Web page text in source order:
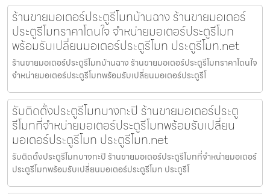
ร้านขายมอเตอร์ประตูรีโมทบ้านฉาง ร้านขายมอเตอร์
ประตูรีโมทราคาโดนใจ จำหน่ายมอเตอร์ประตูรีโมท
พร้อมรับเปลี่ยนมอเตอร์ประตูรีโมท ประตูรีโมท.net
ร้านขายมอเตอร์ประตูรีโมทบ้านฉาง ร้านขายมอเตอร์ประตูรีโมทราคาโดนใจ
จำหน่ายมอเตอร์ประตูรีโมทพร้อมรับเปลี่ยนมอเตอร์ประตูรีโ
รับติดตั้งประตูรีโมทบางกะปิ ร้านขายมอเตอร์ประตู
รีโมทที่จำหน่ายมอเตอร์ประตูรีโมทพร้อมรับเปลี่ยน
มอเตอร์ประตูรีโมท ประตูรีโมท.net
รับติดตั้งประตูรีโมทบางกะปิ ร้านขายมอเตอร์ประตูรีโมทที่จำหน่ายมอเตอร์
ประตูรีโมทพร้อมรับเปลี่ยนมอเตอร์ประตูรีโมท ประตูรีโ